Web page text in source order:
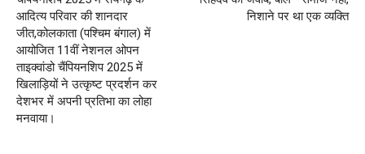
आदित्य परिवार की शानदार
जीत,कोलकाता (पश्चिम बंगाल) में
आयोजित 11वीं नेशनल ओपन
ताइक्वांडो चैंपियनशिप 2025 में
खिलाड़ियों ने उत्कृष्ट प्रदर्शन कर
देशभर में अपनी प्रतिभा का लोहा
मनवाया।
निशाने पर था एक व्यक्ति